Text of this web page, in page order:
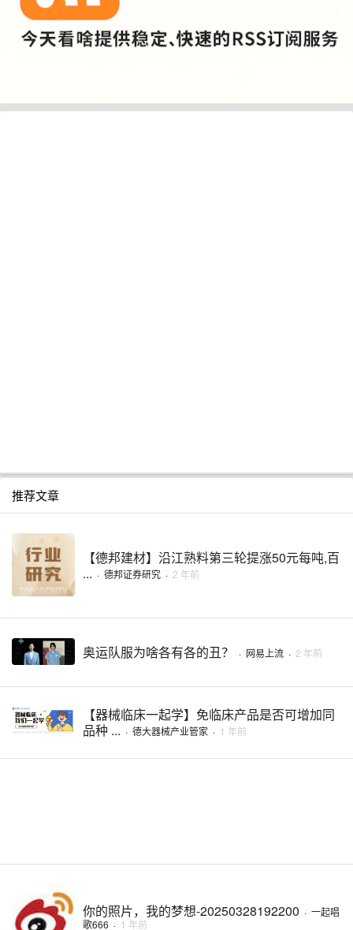
推荐文章
【德邦建材】沿江熟料第三轮提涨50元每吨,百
... · 德邦证券研究 · 2 年前
奥运队服为啥各有各的丑？ · 网易上流 · 2 年前
【器械临床一起学】免临床产品是否可增加同
品种 ... · 德大器械产业管家 · 1 年前
你的照片，我的梦想-20250328192200 · 一起唱
歌666 · 1 年前